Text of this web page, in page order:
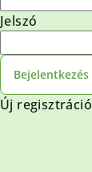
Jelszó
Bejelentkezés
Új regisztráció